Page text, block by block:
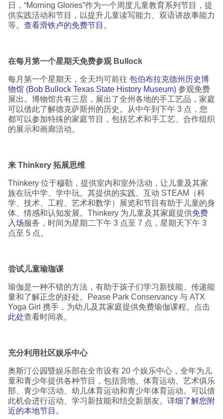
日，“Morning Glories”作为一个周度儿童教育系列节目，提
供实践活动和节目，以提升儿童读写能力、双语讲故事能力
等。 查看滑铁卢的免费节目 。
在每月第一个星期天免费参观Bullock
每月第一个星期天，全天均可前往 包伯布拉克德州历史博
物馆 (Bob Bullock Texas State History Museum) 参观免费
展出。博物馆共有三层，展出了全州各地的手工艺品，家庭
可以借此了解德克萨斯州的历史。从中午到下午 3 点，您
都可以参加特殊的家庭节目，包括艺术和手工艺、合作组织
的展示和画廊活动。
来 Thinkery 拓展思维
Thinkery 位于穆勒，提供室内和室外活动，让儿童及其家
族在玩中学、学中玩。其提供的实践、互动 STEAM（科
学、技术、工程、艺术和数学）展览和节目有助于儿童的身
体、情感和认知发展。Thinkery 为儿童及其家庭提供免费
入场服务，时间为星期二下午 3 点至 7 点，星期天下午 3
点至 5 点。
尝试儿童瑜珈课
瑜伽是一种不错的方法，有助于孩子们学习新技能、传递能
量和了解正念的好处。Pease Park Conservancy 与 ATX
Yoga Girl 携手，为幼儿及其家庭提供免费瑜伽课程。点击
此处查看时间表。
充分利用社区娱乐中心
奥斯汀公园暨娱乐部在全市设有 20 个娱乐中心，全年为儿
童和青少年提供各种节目，包括营地、体育运动、艺术俱乐
部、青少年活动、幼儿体育运动和青少年体育运动。可以借
此机会进行运动、学习新技能和结交新朋友。 详细了解您附
近的本地节目 。